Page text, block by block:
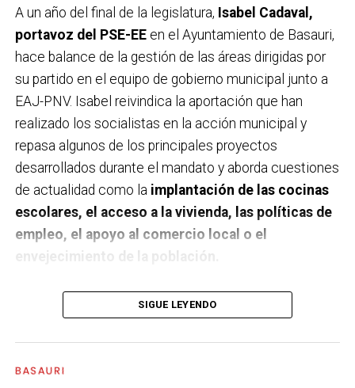
A un año del final de la legislatura, Isabel Cadaval,
portavoz del PSE-EEen el Ayuntamiento de Basauri,
hace balance de la gestión de las áreas dirigidas por
su partido en el equipo de gobierno municipal junto a
EAJ-PNV. Isabel reivindica la aportación que han
realizado los socialistas en la acción municipal y
repasa algunos de los principales proyectos
desarrollados durante el mandato y aborda cuestiones
de actualidad como la implantación de las cocinas
escolares, el acceso a la vivienda, las políticas de
empleo, el apoyo al comercio local o el
envejecimiento de la población.
A un año de acabar la legislatura, ¿qué balance
haces de la gestión del PSE en tus áreas dentro
del equipo de gobierno y qué proyectos
SIGUE LEYENDO
BASAURI